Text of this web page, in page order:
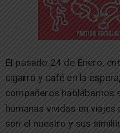
El pasado 24 de Enero,
cigarro y café en la
compañeros hablábamos
humanas vividas en
son el nuestro y sus